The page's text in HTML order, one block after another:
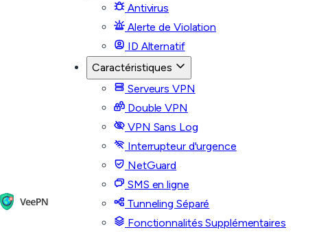
Antivirus
Alerte de Violation
ID Alternatif
Caractéristiques
Serveurs VPN
Double VPN
VPN Sans Log
Interrupteur d'urgence
NetGuard
SMS en ligne
Tunneling Séparé
Fonctionnalités Supplémentaires